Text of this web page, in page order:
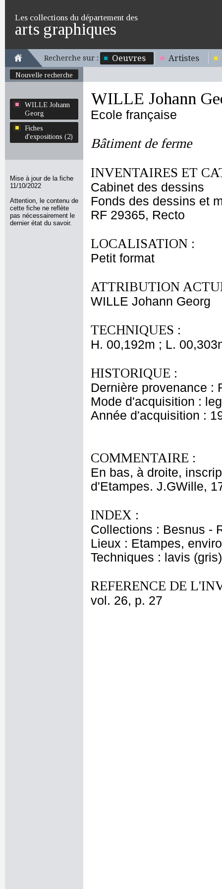
Les collections du département des
arts graphiques
Recherche sur : Oeuvres Artistes
Nouvelle recherche
WILLE Johann
Georg
Fiches
d'expositions (2)
Mise à jour de la fiche
11/10/2022
Attention, le contenu de
cette fiche ne reflète
pas nécessairement le
dernier état du savoir.
WILLE Johann
Ecole française
Bâtiment de ferme
INVENTAIRES ET
Cabinet des dessins
Fonds des dessins et
RF 29365, Recto
LOCALISATION :
Petit format
ATTRIBUTION
WILLE Johann Georg
TECHNIQUES :
H. 00,192m ; L.
HISTORIQUE :
Dernière provenance :
Mode d'acquisition :
Année d'acquisition :
COMMENTAIRE :
En bas, à droite,
d'Etampes. J.GWille,
INDEX :
Collections : Besnus -
Lieux : Etampes,
Techniques : lavis
REFERENCE DE
vol. 26, p. 27